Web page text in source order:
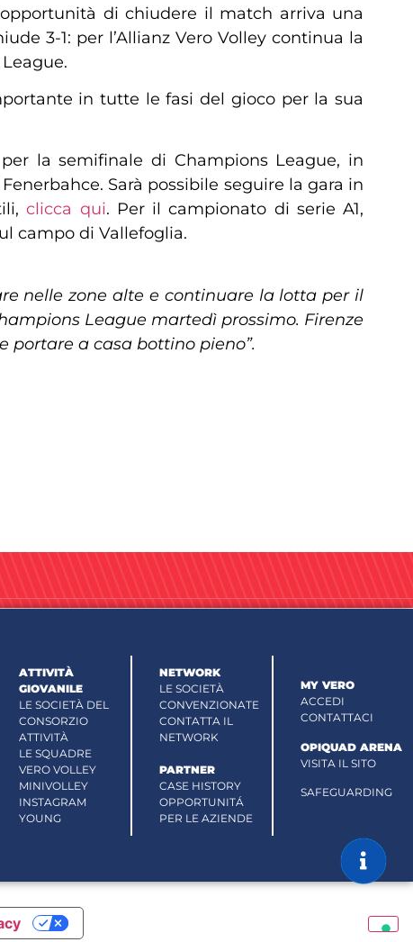
di chiudere il match arriva una
3-1: per l’Allianz Vero Volley continua la
in tutte le fasi del gioco per la sua
la semifinale di Champions League, in
Sarà possibile seguire la gara in
clicca qui. Per il campionato di serie A1,
campo di Vallefoglia.
nelle zone alte e continuare la lotta per il
League martedì prossimo. Firenze
a casa bottino pieno”.
ATTIVITÀ
GIOVANILE
LE SOCIETÀ DEL
CONSORZIO
ATTIVITÀ
LE SQUADRE
VERO VOLLEY
MINIVOLLEY
INSTAGRAM
YOUNG
NETWORK
LE SOCIETÀ
CONVENZIONATE
CONTATTA IL
NETWORK
PARTNER
CASE HISTORY
OPPORTUNITÁ
PER LE AZIENDE
MY VERO
ACCEDI
CONTATTACI
OPIQUAD ARENA
VISITA IL SITO
SAFEGUARDING